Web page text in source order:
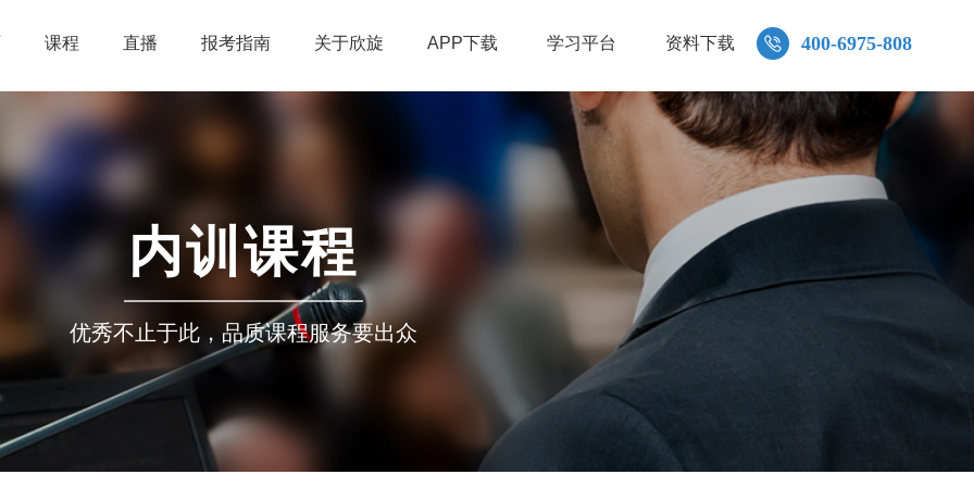
学习平台 资料下载 400-6975-808
课程 直播 报考指南 关于欣旋 APP下载
内训课程
优秀不止于此，品质课程服务要出众